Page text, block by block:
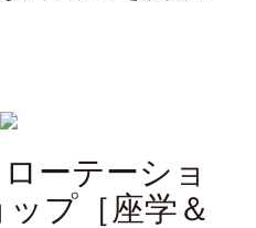
ーテーショ
プ［座学＆